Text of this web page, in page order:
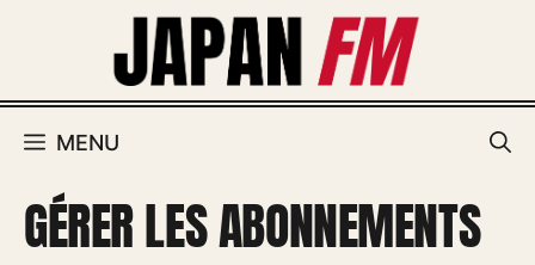
MENU
GÉRER LES ABONNEMENTS